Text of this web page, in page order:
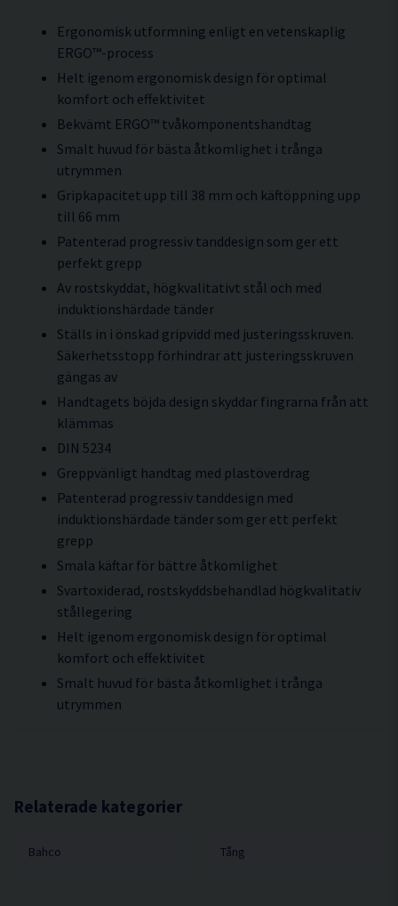
Ergonomisk utformning enligt en vetenskaplig
ERGO™-process
Helt igenom ergonomisk design för optimal
komfort och effektivitet
Bekvämt ERGO™ tvåkomponentshandtag
Smalt huvud för bästa åtkomlighet i trånga
utrymmen
Gripkapacitet upp till 38 mm och käftöppning upp
till 66 mm
Patenterad progressiv tanddesign som ger ett
perfekt grepp
Av rostskyddat, högkvalitativt stål och med
induktionshärdade tänder
Ställs in i önskad gripvidd med justeringsskruven.
Säkerhetsstopp förhindrar att justeringsskruven
gängas av
Handtagets böjda design skyddar fingrarna från att
klämmas
DIN 5234
Greppvänligt handtag med plastöverdrag
Patenterad progressiv tanddesign med
induktionshärdade tänder som ger ett perfekt
grepp
Smala käftar för bättre åtkomlighet
Svartoxiderad, rostskyddsbehandlad högkvalitativ
stållegering
Helt igenom ergonomisk design för optimal
komfort och effektivitet
Smalt huvud för bästa åtkomlighet i trånga
utrymmen
Relaterade kategorier
Bahco Tång